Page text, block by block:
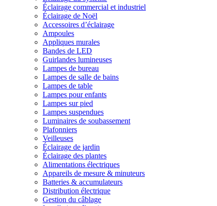
Éclairage commercial et industriel
Éclairage de Noël
Accessoires d’éclairage
Ampoules
Appliques murales
Bandes de LED
Guirlandes lumineuses
Lampes de bureau
Lampes de salle de bains
Lampes de table
Lampes pour enfants
Lampes sur pied
Lampes suspendues
Luminaires de soubassement
Plafonniers
Veilleuses
Éclairage de jardin
Éclairage des plantes
Alimentations électriques
Appareils de mesure & minuteurs
Batteries & accumulateurs
Distribution électrique
Gestion du câblage